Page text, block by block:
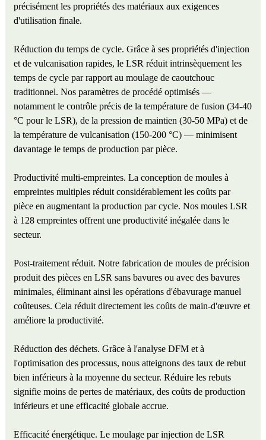
précisément les propriétés des matériaux aux exigences
d'utilisation finale.
Réduction du temps de cycle. Grâce à ses propriétés d'injection
et de vulcanisation rapides, le LSR réduit intrinsèquement les
temps de cycle par rapport au moulage de caoutchouc
traditionnel. Nos paramètres de procédé optimisés —
notamment le contrôle précis de la température de fusion (34-40
°C pour le LSR), de la pression de maintien (30-50 MPa) et de
la température de vulcanisation (150-200 °C) — minimisent
davantage le temps de production par pièce.
Productivité multi-empreintes. La conception de moules à
empreintes multiples réduit considérablement les coûts par
pièce en augmentant la production par cycle. Nos moules LSR
à 128 empreintes offrent une productivité inégalée dans le
secteur.
Post-traitement réduit. Notre fabrication de moules de précision
produit des pièces en LSR sans bavures ou avec des bavures
minimales, éliminant ainsi les opérations d'ébavurage manuel
coûteuses. Cela réduit directement les coûts de main-d'œuvre et
améliore la productivité.
Réduction des déchets. Grâce à l'analyse DFM et à
l'optimisation des processus, nous atteignons des taux de rebut
bien inférieurs à la moyenne du secteur. Réduire les rebuts
signifie moins de pertes de matériaux, des coûts de production
inférieurs et une efficacité globale accrue.
Efficacité énergétique. Le moulage par injection de LSR